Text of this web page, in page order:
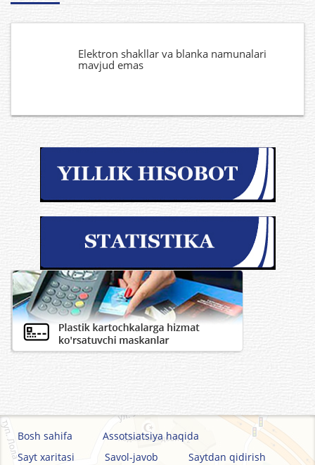
Elektron shakllar va blanka namunalari
mavjud emas
Bosh sahifa
Assotsiatsiya haqida
Sayt xaritasi
Savol-javob
Saytdan qidirish